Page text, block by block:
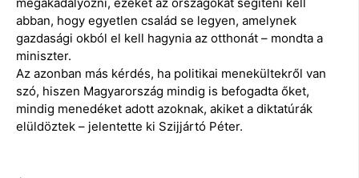
abban, hogy egyetlen család se legyen, amelynek
gazdasági okból el kell hagynia az otthonát – mondta a
miniszter.
Az azonban más kérdés, ha politikai menekültekről van
szó, hiszen Magyarország mindig is befogadta őket,
mindig menedéket adott azoknak, akiket a diktatúrák
elüldöztek – jelentette ki Szijjártó Péter.